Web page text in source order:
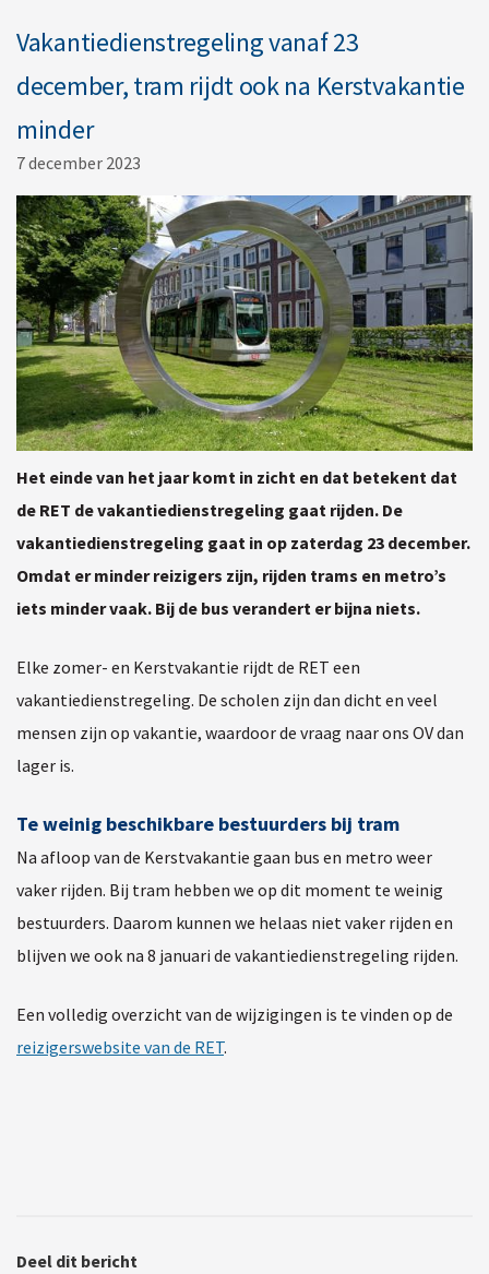
Vakantiedienstregeling vanaf 23
december, tram rijdt ook na Kerstvakantie
minder
7 december 2023
Het einde van het jaar komt in zicht en dat betekent dat
de RET de vakantiedienstregeling gaat rijden. De
vakantiedienstregeling gaat in op zaterdag 23 december.
Omdat er minder reizigers zijn, rijden trams en metro’s
iets minder vaak. Bij de bus verandert er bijna niets.
Elke zomer- en Kerstvakantie rijdt de RET een
vakantiedienstregeling. De scholen zijn dan dicht en veel
mensen zijn op vakantie, waardoor de vraag naar ons OV dan
lager is.
Te weinig beschikbare bestuurders bij tram
Na afloop van de Kerstvakantie gaan bus en metro weer
vaker rijden. Bij tram hebben we op dit moment te weinig
bestuurders. Daarom kunnen we helaas niet vaker rijden en
blijven we ook na 8 januari de vakantiedienstregeling rijden.
Een volledig overzicht van de wijzigingen is te vinden op de
reizigerswebsite van de RET.
Deel dit bericht